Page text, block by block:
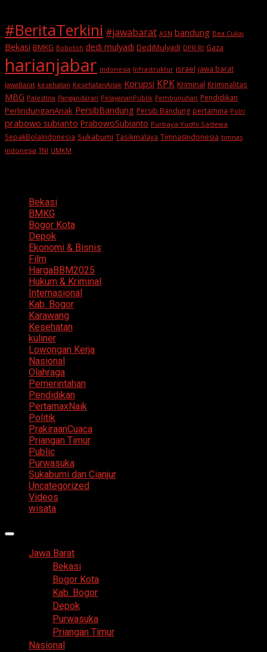
#BeritaTerkini #jawabarat ASN bandung Bea Cukai
Bekasi BMKG Bobotoh dedi mulyadi DediMulyadi DPR RI Gaza
harianjabar indonesia Infrastruktur israel jawa barat
JawaBarat kesehatan KesehatanAnak Korupsi KPK Kriminal Kriminalitas
MBG Palestina Pangandaran PelayananPublik Pembunuhan Pendidikan
PerlindunganAnak PersibBandung Persib Bandung pertamina Polri
prabowo subianto PrabowoSubianto Purbaya Yudhi Sadewa
SepakBolaIndonesia Sukabumi Tasikmalaya TimnasIndonesia timnas
indonesia TNI UMKM
Bekasi
BMKG
Bogor Kota
Depok
Ekonomi & Bisnis
Film
HargaBBM2025
Hukum & Kriminal
Internasional
Kab. Bogor
Karawang
Kesehatan
kuliner
Lowongan Kerja
Nasional
Olahraga
Pemerintahan
Pendidikan
PertamaxNaik
Politik
PrakiraanCuaca
Priangan Timur
Public
Purwasuka
Sukabumi dan Cianjur
Uncategorized
Videos
wisata
Primary
Jawa Barat
Bekasi
Bogor Kota
Kab. Bogor
Depok
Purwasuka
Priangan Timur
Nasional